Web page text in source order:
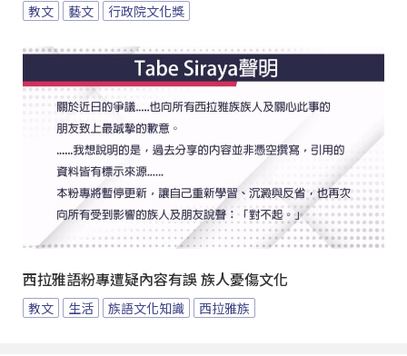
教文 藝文 行政院文化獎
西拉雅語粉專遭疑內容有誤 族人憂傷文化
教文 生活 族語文化知識 西拉雅族